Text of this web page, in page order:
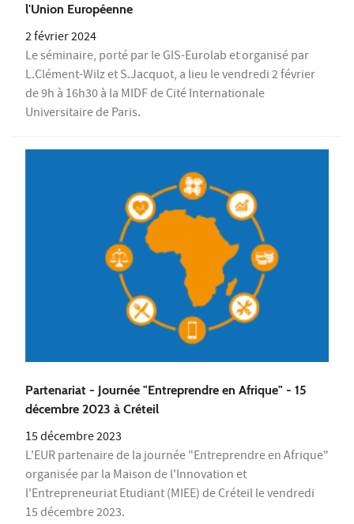
l'Union Européenne
2 février 2024
Le séminaire, porté par le GIS-Eurolab et organisé par
L.Clément-Wilz et S.Jacquot, a lieu le vendredi 2 février
de 9h à 16h30 à la MIDF de Cité Internationale
Universitaire de Paris.
Partenariat - Journée "Entreprendre en Afrique" - 15
décembre 2023 à Créteil
15 décembre 2023
L'EUR partenaire de la journée "Entreprendre en Afrique"
organisée par la Maison de l'Innovation et
l'Entrepreneuriat Etudiant (MIEE) de Créteil le vendredi
15 décembre 2023.